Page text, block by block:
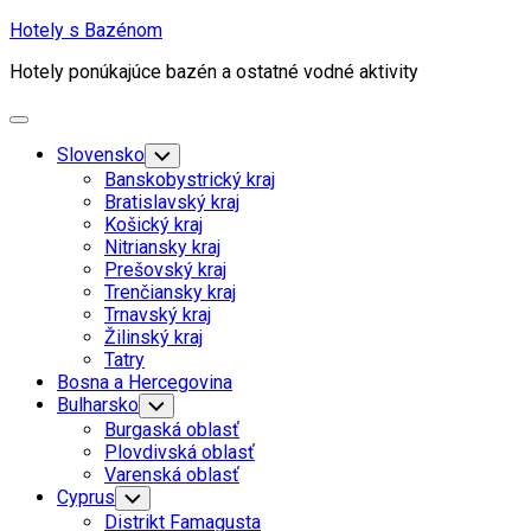
Skip
content
Hotely s Bazénom
Hotely ponúkajúce bazén a ostatné vodné aktivity
Expand
Slovensko Toggle
Child
Menu
Banskobystrický kraj
Bratislavský kraj
Košický kraj
Nitriansky kraj
Prešovský kraj
Trenčiansky kraj
Trnavský kraj
Žilinský kraj
Tatry
Bosna a Hercegovina
Bulharsko Toggle
Child
Menu
Burgaská oblasť
Plovdivská oblasť
Varenská oblasť
Cyprus Toggle
Child
Distrikt Famagusta